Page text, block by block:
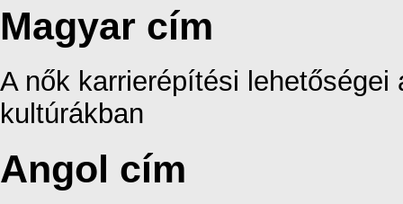
Magyar cím
A nők karrierépítési
kultúrákban
Angol cím